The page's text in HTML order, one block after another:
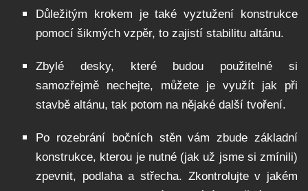
Důležitým krokem je také vyztužení konstrukce
pomocí šikmých vzpěr, to zajistí stabilitu altánu.
Zbylé desky, které budou použitelné si
samozřejmě nechejte, můžete je využít jak při
stavbě altánu, tak potom na nějaké další tvoření.
Po rozebrání bočních stěn vám zbude základní
konstrukce, kterou je nutné (jak už jsme si zmínili)
zpevnit, podlaha a střecha. Zkontrolujte v jakém